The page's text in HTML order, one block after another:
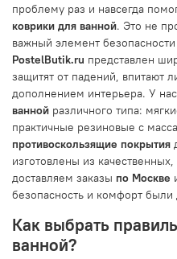
проблему раз и навсегда
коврики для ванной. Это не
важный элемент
PostelButik.ru представлен
защитят от падений, впитают
дополнением интерьера. У
ванной различного типа:
практичные резиновые с
противоскользящие покрытия
изготовлены из
доставляем заказы по Москве
безопасность и комфорт
Как выбрать
ванной?